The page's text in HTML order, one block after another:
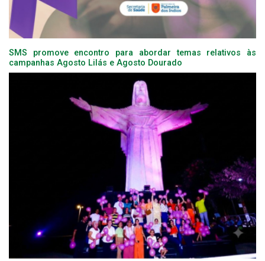
SMS promove encontro para abordar temas relativos às
campanhas Agosto Lilás e Agosto Dourado